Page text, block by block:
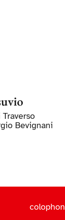
Bevignani
colophon